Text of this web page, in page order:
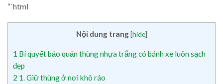
“`html
Nội dung trang [hide]
1 Bí quyết bảo quản thùng nhựa trắng có bánh xe luôn sạch
đẹp
2 1. Giữ thùng ở nơi khô ráo